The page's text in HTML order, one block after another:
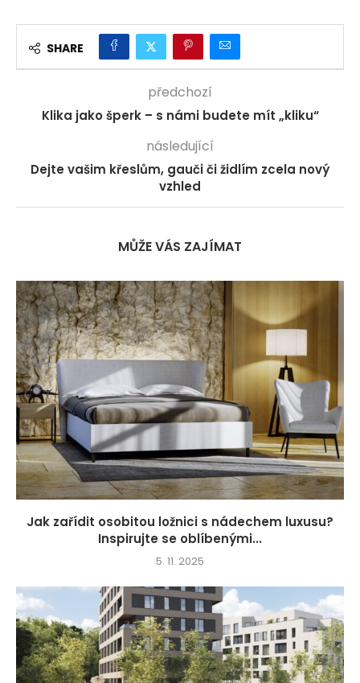
SHARE
předchozí
Klika jako šperk – s námi budete mít „kliku“
následující
Dejte vašim křeslům, gauči či židlím zcela nový
vzhled
MŮŽE VÁS ZAJÍMAT
Jak zařídit osobitou ložnici s nádechem luxusu?
Inspirujte se oblíbenými...
5. 11. 2025